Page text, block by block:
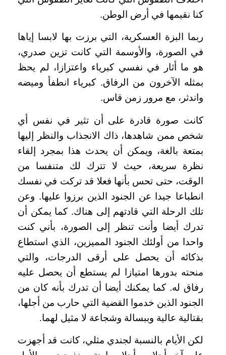
كنا نقيمها في أرض الوطن.
ربما البزة العسكرية، التي برزت بها لابسا إياها
في الصورة، والأوسمة التي كانت تزين صدري،
هو ما أثار في نفسي كبرياء واعتزازا، لم يحظ
بمثله الآخرون من الرفاق. كبرياء انطفأ وميضه
واندثر، مع مرور زمن قاس.
كانت صورة قادرة على أن تثير في نفس أي
شخص ممن شاهدها، ذاك الانجذاب والنظر إليها
بمتعة بالغة، ويمكن أن يحدث هذا بمجرد إلقاء
نظرة سريعة، حيث لا تترك لك متنفسا من
الوقت، حتى تحس بأنها فعلا قد تركت في نفسك
انطباعا جيدا عن الجنود الذين برزوا عليها. وعن
تلك الرحلة التي قادتهم إلى هناك. كما يمكن أن
تدرك أيضا وأنت تنظر إلى الصورة، بأني كنت
واحدا من أولئك الجنود المميزين، الذي استطاع
بذكائه أن يحصل على أرقى الدرجات، والتي
منحته بدورها امتيازا لم يستطع أن يحصل عليه
رفاق له. كما يمكنك أيضا أن تدرك بأنه كان من
الجنود الذين خدموا القضية التي حارب من أجلها،
بقتالية عالية وببسالة وشجاعة لا مثيل لهما.
لكن الأيام بالنسبة لجندي مثلي، كانت قد أجهزت